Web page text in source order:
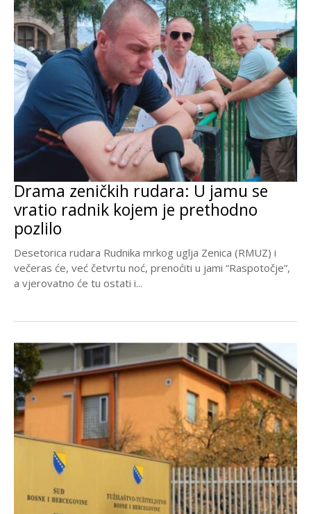
Drama zeničkih rudara: U jamu se
vratio radnik kojem je prethodno
pozlilo
Desetorica rudara Rudnika mrkog uglja Zenica (RMUZ) i
večeras će, već četvrtu noć, prenoćiti u jami “Raspotočje”,
a vjerovatno će tu ostati i...